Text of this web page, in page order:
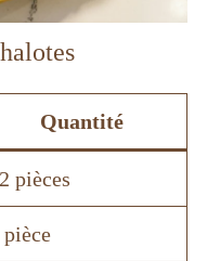
Quantité
pièces
pièce